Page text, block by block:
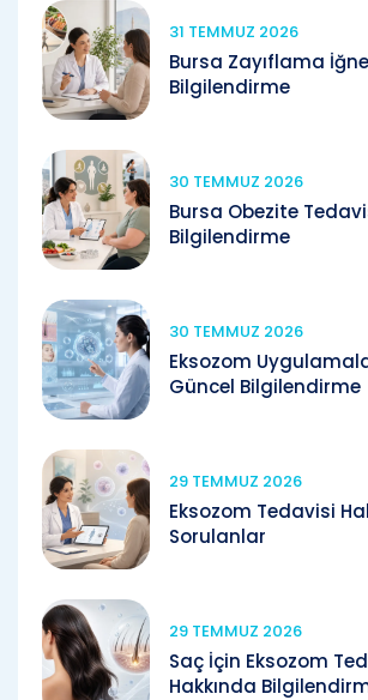
31 TEMMUZ 2026
Bursa Zayıflama
Bilgilendirme
30 TEMMUZ 2026
Bursa Obezite
Bilgilendirme
30 TEMMUZ 2026
Eksozom
Güncel Bilgilendirme
29 TEMMUZ 2026
Eksozom Tedavisi
Sorulanlar
29 TEMMUZ 2026
Saç İçin Eksozom
Hakkında